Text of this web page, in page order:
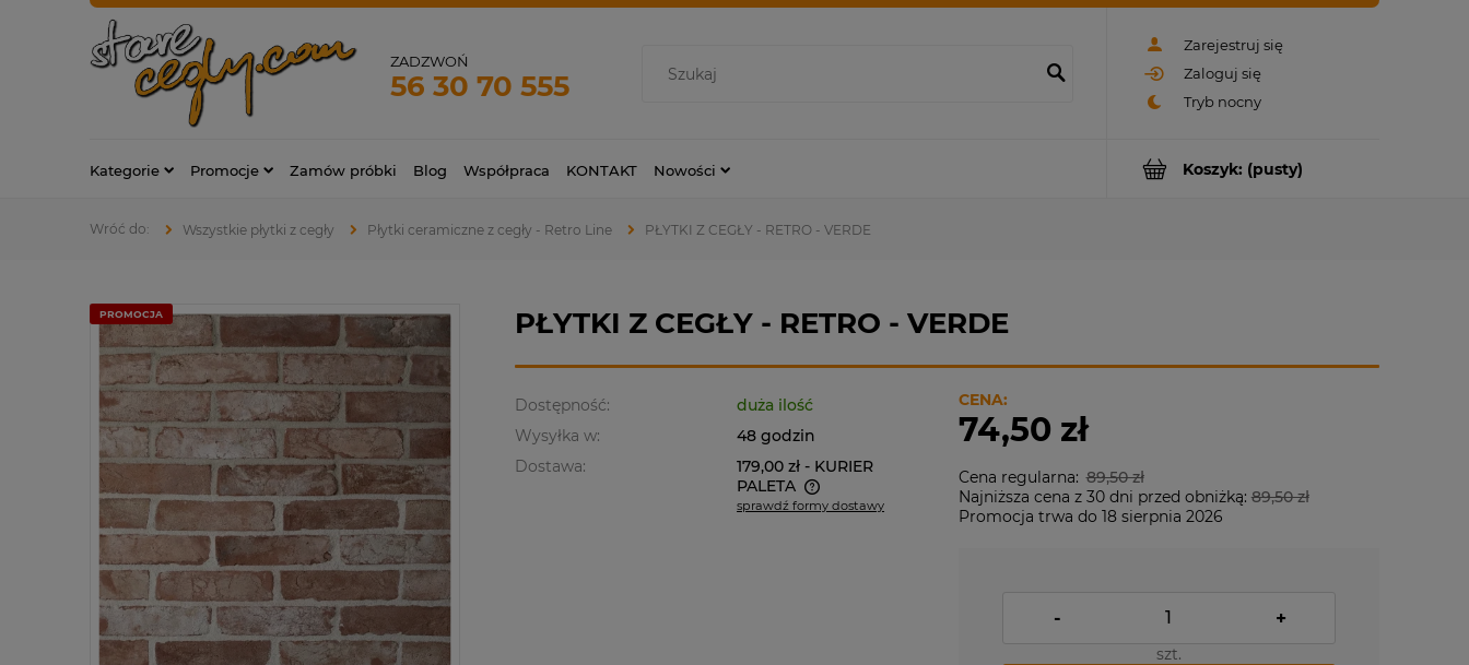
Zarejestruj się
Zaloguj się
ZADZWOŃ
56 30 70 555
Koszyk: (pusty)
Kategorie Promocje Zamów próbki Blog Współpraca KONTAKT Nowości
Wszystkie płytki z cegły Płytki ceramiczne z cegły - Retro Line PŁYTKI Z CEGŁY - RETRO - VERDE
PŁYTKI Z CEGŁY - RETRO - VERDE
PROMOCJA
Dostępność:
duża ilość
Wysyłka w:
48 godzin
Dostawa:
179,00 zł - KURIER
PALETA
sprawdź formy dostawy
CENA:
74,50 zł
Cena regularna: 89,50 zł
Najniższa cena z 30 dni przed obniżką: 89,50 zł
Promocja trwa do 18 sierpnia 2026
- +
szt.